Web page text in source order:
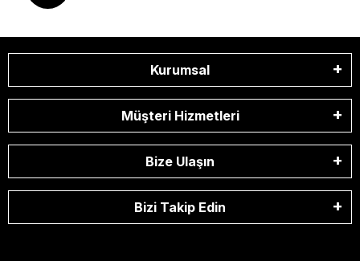
Kurumsal
Müşteri Hizmetleri
Bize Ulaşın
Bizi Takip Edin